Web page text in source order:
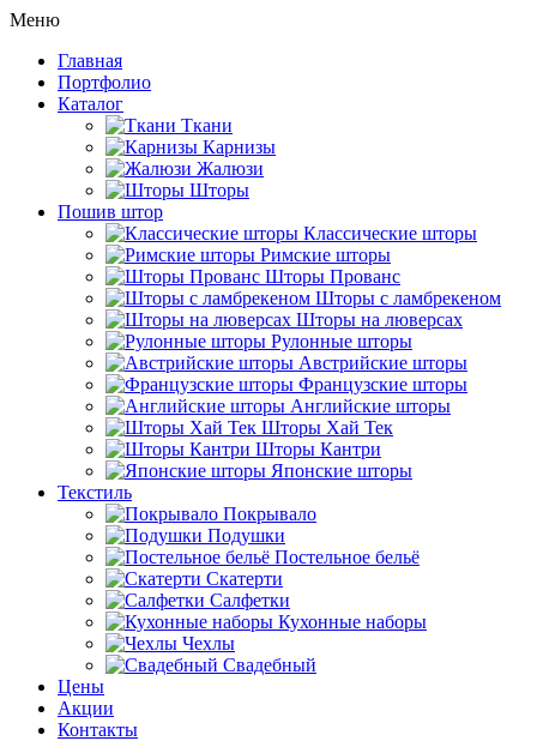
Меню
Главная
Портфолио
Каталог
Ткани
Карнизы
Жалюзи
Шторы
Пошив штор
Классические шторы
Римские шторы
Шторы Прованс
Шторы с ламбрекеном
Шторы на люверсах
Рулонные шторы
Австрийские шторы
Французские шторы
Английские шторы
Шторы Хай Тек
Шторы Кантри
Японские шторы
Текстиль
Покрывало
Подушки
Постельное бельё
Скатерти
Салфетки
Кухонные наборы
Чехлы
Свадебный
Цены
Акции
Контакты